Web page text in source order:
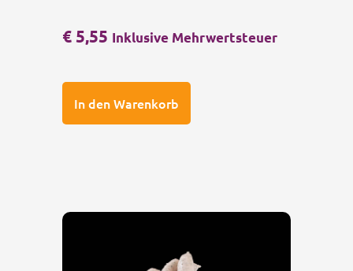
€5,55 Inklusive Mehrwertsteuer
In den Warenkorb